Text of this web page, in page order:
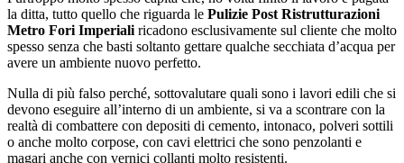
la ditta, tutto quello che riguarda le Pulizie Post Ristrutturazioni
Metro Fori Imperiali ricadono esclusivamente sul cliente che molto
spesso senza che basti soltanto gettare qualche secchiata d’acqua per
avere un ambiente nuovo perfetto.
Nulla di più falso perché, sottovalutare quali sono i lavori edili che si
devono eseguire all’interno di un ambiente, si va a scontrare con la
realtà di combattere con depositi di cemento, intonaco, polveri sottili
o anche molto corpose, con cavi elettrici che sono penzolanti e
magari anche con vernici collanti molto resistenti.